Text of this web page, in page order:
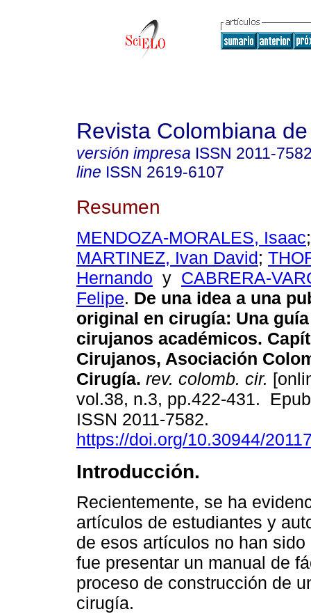
Revista Colombiana
versión impresa ISSN 2011-
line ISSN 2619-6107
Resumen
MENDOZA-MORALES, Isaac
MARTINEZ, Ivan David;
Hernando y CABRERA-
Felipe. De una idea a una
original en cirugía: Una
cirujanos académicos.
Cirujanos, Asociación
Cirugía. rev. colomb. cir.
vol.38, n.3, pp.422-431.
ISSN 2011-7582.
https://doi.org/10.30944/
Introducción.
Recientemente, se ha
artículos de estudiantes y
de esos artículos no han
fue presentar un manual de
proceso de construcción de
cirugía.